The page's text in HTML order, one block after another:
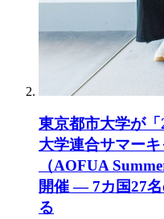
東京都市大学が
大学連合サマーキ
（AOFUA
開催 ― 7カ国27
る